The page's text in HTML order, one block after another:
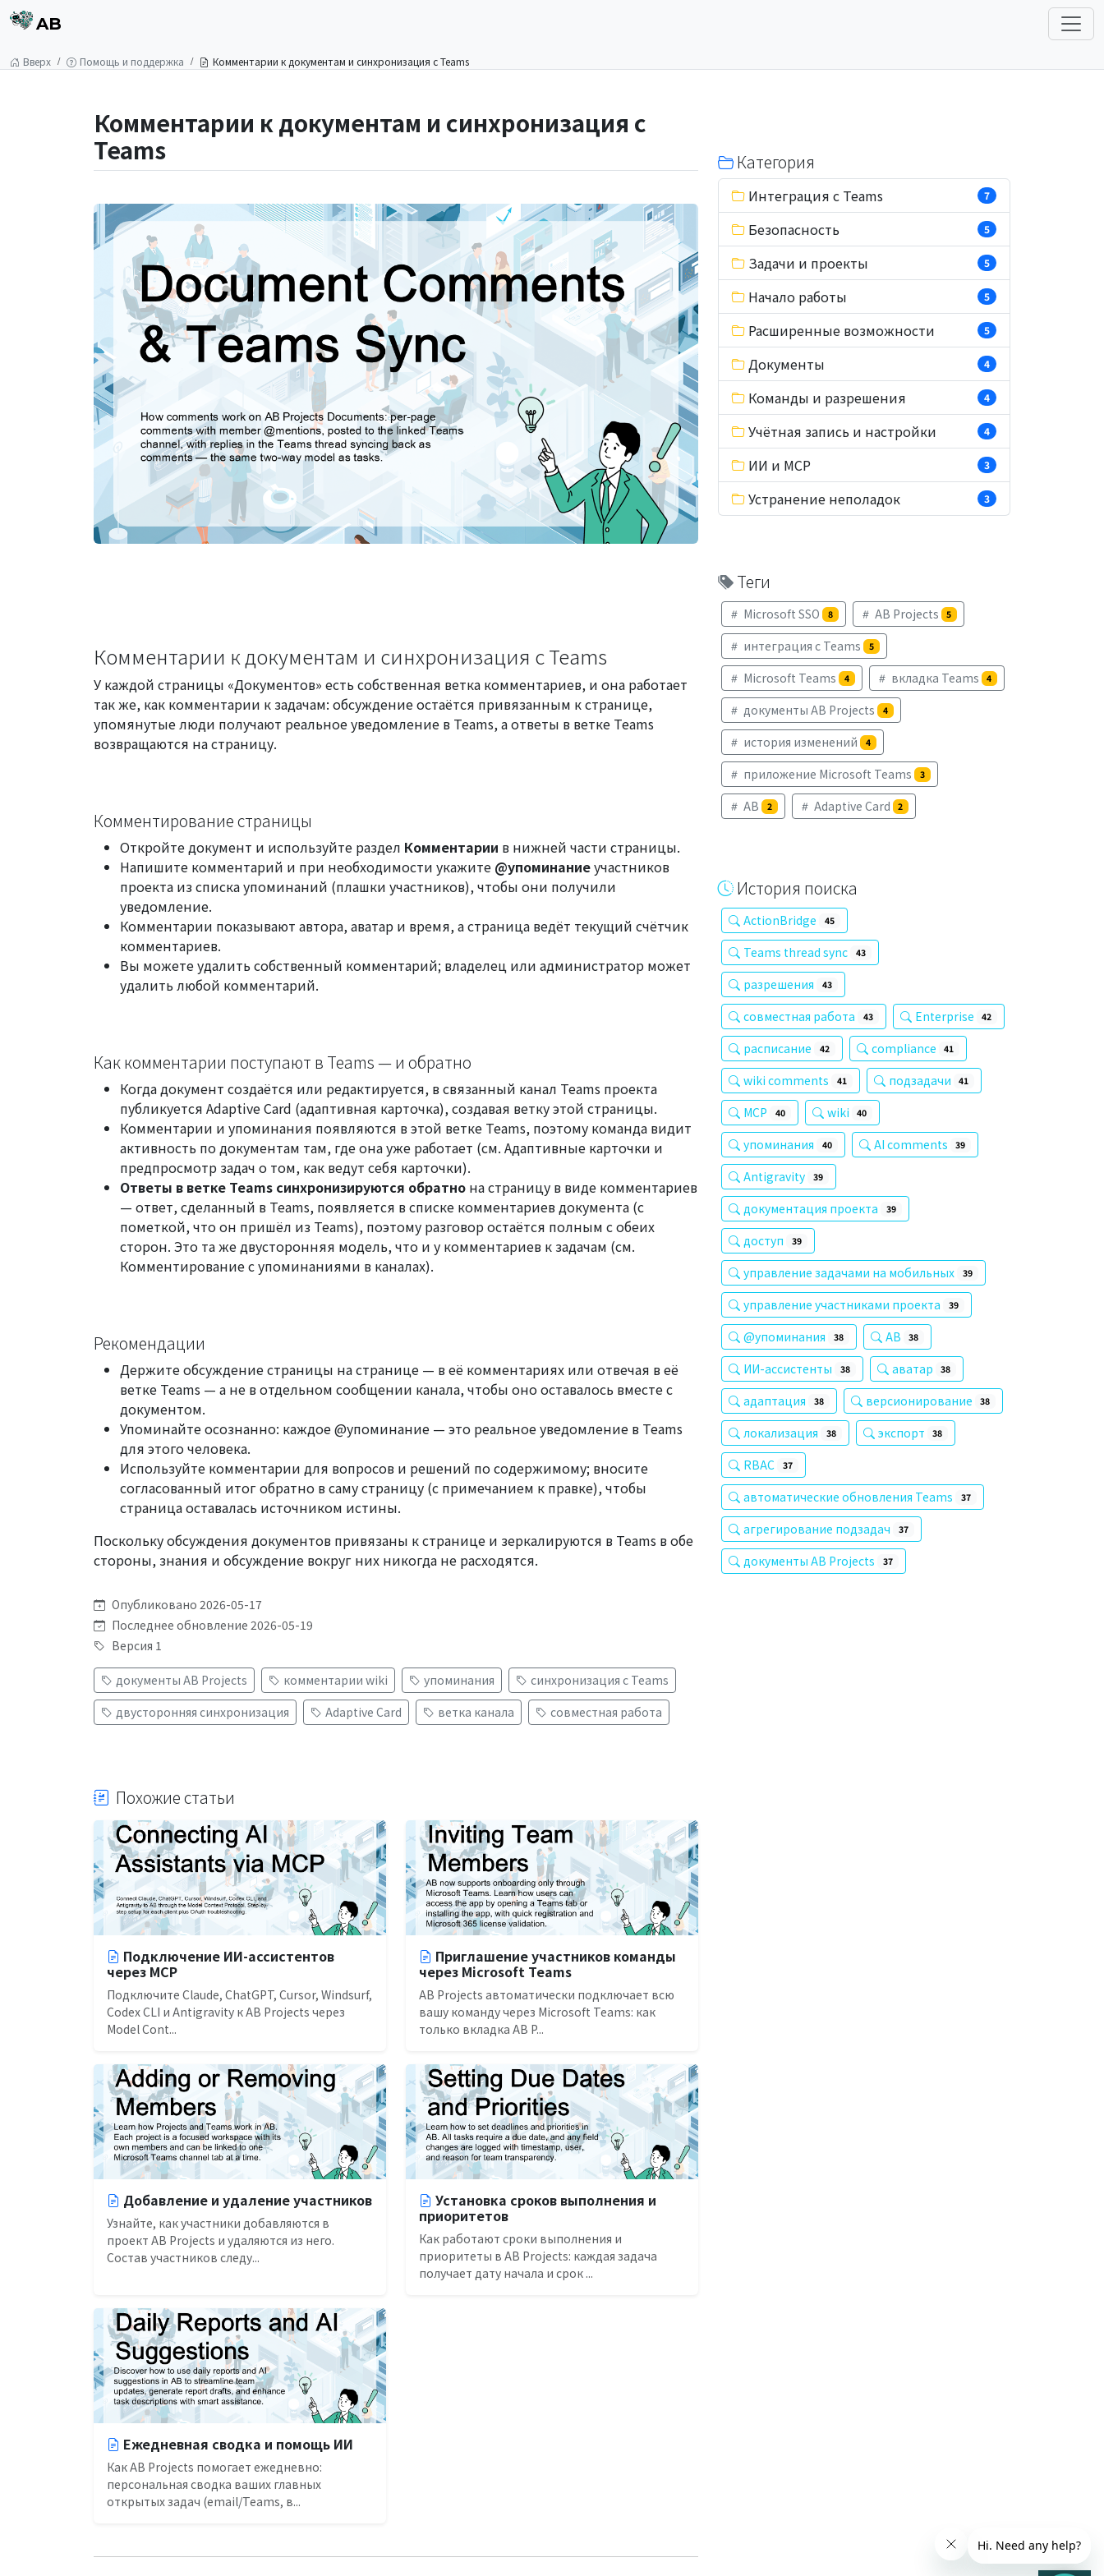
AB
Вверх Помощь и поддержка Комментарии к документам и синхронизация с Teams
Комментарии к документам и синхронизация с
Teams
Комментарии к документам и синхронизация с Teams
У каждой страницы «Документов» есть собственная ветка комментариев, и она работает
так же, как комментарии к задачам: обсуждение остаётся привязанным к странице,
упомянутые люди получают реальное уведомление в Teams, а ответы в ветке Teams
возвращаются на страницу.
Комментирование страницы
Откройте документ и используйте раздел Комментарии в нижней части страницы.
Напишите комментарий и при необходимости укажите @упоминаниеучастников
проекта из списка упоминаний (плашки участников), чтобы они получили
уведомление.
Комментарии показывают автора, аватар и время, а страница ведёт текущий счётчик
комментариев.
Вы можете удалить собственный комментарий; владелец или администратор может
удалить любой комментарий.
Как комментарии поступают в Teams — и обратно
Когда документ создаётся или редактируется, в связанный канал Teams проекта
публикуется Adaptive Card (адаптивная карточка), создавая ветку этой страницы.
Комментарии и упоминания появляются в этой ветке Teams, поэтому команда видит
активность по документам там, где она уже работает (см. Адаптивные карточки и
предпросмотр задач о том, как ведут себя карточки).
Ответы в ветке Teams синхронизируются обратно на страницу в виде комментариев
— ответ, сделанный в Teams, появляется в списке комментариев документа (с
пометкой, что он пришёл из Teams), поэтому разговор остаётся полным с обеих
сторон. Это та же двусторонняя модель, что и у комментариев к задачам (см.
Комментирование с упоминаниями в каналах).
Рекомендации
Держите обсуждение страницы настранице — в её комментариях или отвечая в её
ветке Teams — а не в отдельном сообщении канала, чтобы оно оставалось вместе с
документом.
Упоминайте осознанно: каждое @упоминание — это реальное уведомление в Teams
для этого человека.
Используйте комментарии для вопросов и решений по содержимому; вносите
согласованный итог обратно в саму страницу (с примечанием к правке), чтобы
страница оставалась источником истины.
Поскольку обсуждения документов привязаны к странице и зеркалируются в Teams в обе
стороны, знания и обсуждение вокруг них никогда не расходятся.
Опубликовано 2026-05-17
Последнее обновление 2026-05-19
Версия 1
документы AB Projects комментарии wiki упоминания
синхронизация с Teams
двусторонняя синхронизация
Adaptive Card ветка канала совместная работа
Похожие статьи
Подключение ИИ-ассистентов
через MCP
Подключите Claude, ChatGPT, Cursor, Windsurf,
Codex CLI и Antigravity к AB Projects через
Model Cont...
Приглашение участников команды
через Microsoft Teams
AB Projects автоматически подключает всю
вашу команду через Microsoft Teams: как
только вкладка AB P...
Добавление и удаление участников
Узнайте, как участники добавляются в
проект AB Projects и удаляются из него.
Состав участников следу...
Установка сроков выполнения и
приоритетов
Как работают сроки выполнения и
приоритеты в AB Projects: каждая задача
получает дату начала и срок ...
Ежедневная сводка и помощь ИИ
Как AB Projects помогает ежедневно:
персональная сводка ваших главных
открытых задач (email/Teams, в...
Категория
Интеграция с Teams 7
Безопасность 5
Задачи и проекты 5
Начало работы 5
Расширенные возможности 5
Документы 4
Команды и разрешения 4
Учётная запись и настройки 4
ИИ и MCP 3
Устранение неполадок 3
Теги
Microsoft SSO 8 AB Projects 5
интеграция с Teams 5
Microsoft Teams 4 вкладка Teams 4
документы AB Projects 4
история изменений 4
приложение Microsoft Teams 3
AB 2 Adaptive Card 2
История поиска
ActionBridge 45
Teams thread sync 43
разрешения 43
совместная работа 43 Enterprise 42
расписание 42 compliance 41
wiki comments 41 подзадачи 41
MCP 40 wiki 40
упоминания 40 AI comments 39
Antigravity 39
документация проекта 39
доступ 39
управление задачами на мобильных 39
управление участниками проекта 39
@упоминания 38 AB 38
ИИ-ассистенты 38 аватар 38
адаптация 38 версионирование 38
локализация 38 экспорт 38
RBAC 37
автоматические обновления Teams 37
агрегирование подзадач 37
документы AB Projects 37